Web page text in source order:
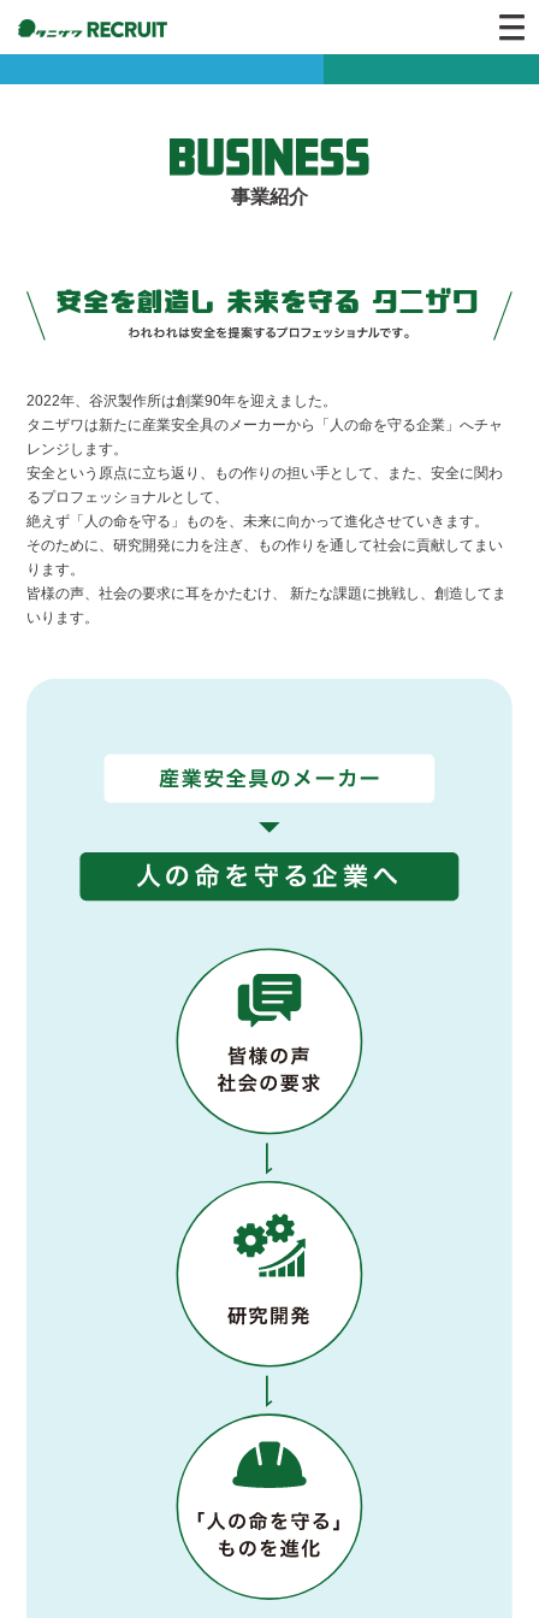
事業紹介
2022年、谷沢製作所は創業90年を迎えました。
タニザワは新たに産業安全具のメーカーから「人の命を守る企業」へチャ
レンジします。
安全という原点に立ち返り、もの作りの担い手として、また、安全に関わ
るプロフェッショナルとして、
絶えず「人の命を守る」ものを、未来に向かって進化させていきます。
そのために、研究開発に力を注ぎ、もの作りを通して社会に貢献してまい
ります。
皆様の声、社会の要求に耳をかたむけ、 新たな課題に挑戦し、創造してま
いります。